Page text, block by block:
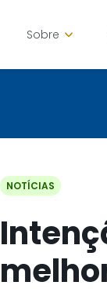
Sobre
NOTÍCIAS